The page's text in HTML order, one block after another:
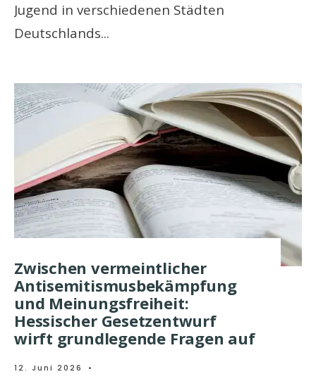
Jugend in verschiedenen Städten
Deutschlands...
Zwischen vermeintlicher
Antisemitismusbekämpfung
und Meinungsfreiheit:
Hessischer Gesetzentwurf
wirft grundlegende Fragen auf
12. Juni 2026 •